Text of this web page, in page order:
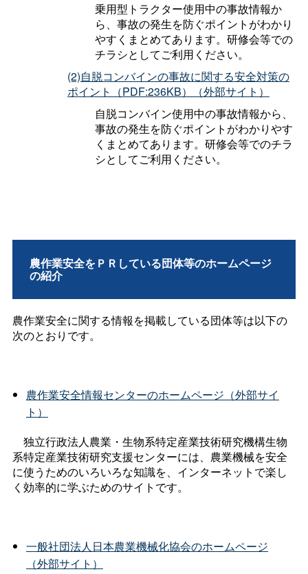
乗用型トラクター使用中の事故情報か
ら、事故の発生を防ぐポイントがわかり
やすくまとめてあります。研修会等での
チラシとしてご利用ください。
(2)自脱コンバインの事故に関する安全対策の
ポイント（PDF:236KB）（外部サイト）
自脱コンバイン使用中の事故情報から、
事故の発生を防ぐポイントがわかりやす
くまとめてあります。研修会等でのチラ
シとしてご利用ください。
農作業安全をＰＲしている団体等のホームページ
の紹介
農作業安全に関する情報を掲載している団体等は以下の
次のとおりです。
農作業安全情報センターのホームページ（外部サイ
ト）
独立行政法人農業・生物系特定産業技術研究機構生物
系特定産業技術研究支援センターには、農業機械を安全
に使うためのいろいろな知識を、インターネットで楽し
く効率的に学ぶためのサイトです。
一般社団法人日本農業機械化協会のホームページ
（外部サイト）